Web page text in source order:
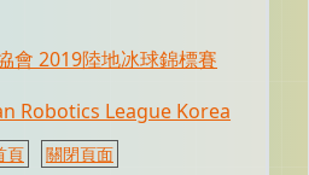
會 2019陸地冰球錦標賽
Robotics League Korea
頁 關閉頁面